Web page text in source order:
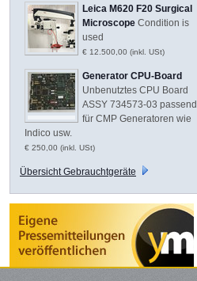
Leica M620 F20 Surgical
Microscope Condition is
used
€ 12.500,00 (inkl. USt)
Generator CPU-Board
Unbenutztes CPU Board
ASSY 734573-03 passend
für CMP Generatoren wie
Indico usw.
€ 250,00 (inkl. USt)
Übersicht Gebrauchtgeräte